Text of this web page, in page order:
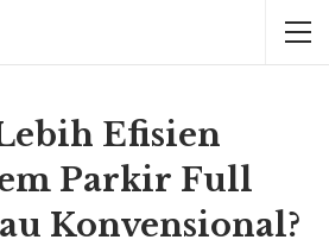
Efisien
Parkir Full
Konvensional?